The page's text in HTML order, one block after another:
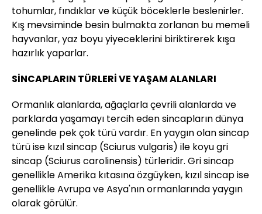
tohumlar, fındıklar ve küçük böceklerle beslenirler.
Kış mevsiminde besin bulmakta zorlanan bu memeli
hayvanlar, yaz boyu yiyeceklerini biriktirerek kışa
hazırlık yaparlar.
SİNCAPLARIN TÜRLERİ VE YAŞAM ALANLARI
Ormanlık alanlarda, ağaçlarla çevrili alanlarda ve
parklarda yaşamayı tercih eden sincapların dünya
genelinde pek çok türü vardır. En yaygın olan sincap
türü ise kızıl sincap (Sciurus vulgaris) ile koyu gri
sincap (Sciurus carolinensis) türleridir. Gri sincap
genellikle Amerika kıtasına özgüyken, kızıl sincap ise
genellikle Avrupa ve Asya'nın ormanlarında yaygın
olarak görülür.